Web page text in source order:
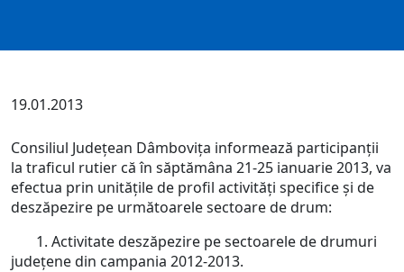
19.01.2013
Consiliul Judeţean Dâmboviţa informează participanţii
la traficul rutier că în săptămâna 21-25 ianuarie 2013, va
efectua prin unităţile de profil activităţi specifice şi de
deszăpezire pe următoarele sectoare de drum:
1. Activitate deszăpezire pe sectoarele de drumuri
judeţene din campania 2012-2013.